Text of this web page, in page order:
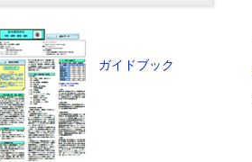
ガイドブック